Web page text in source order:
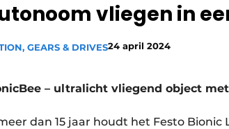
Vacature aanmelden
Vacatures
vliegen in
GEARS & DRIVES24 april 2024
– ultralicht vliegend object
dan 15 jaar houdt het Festo